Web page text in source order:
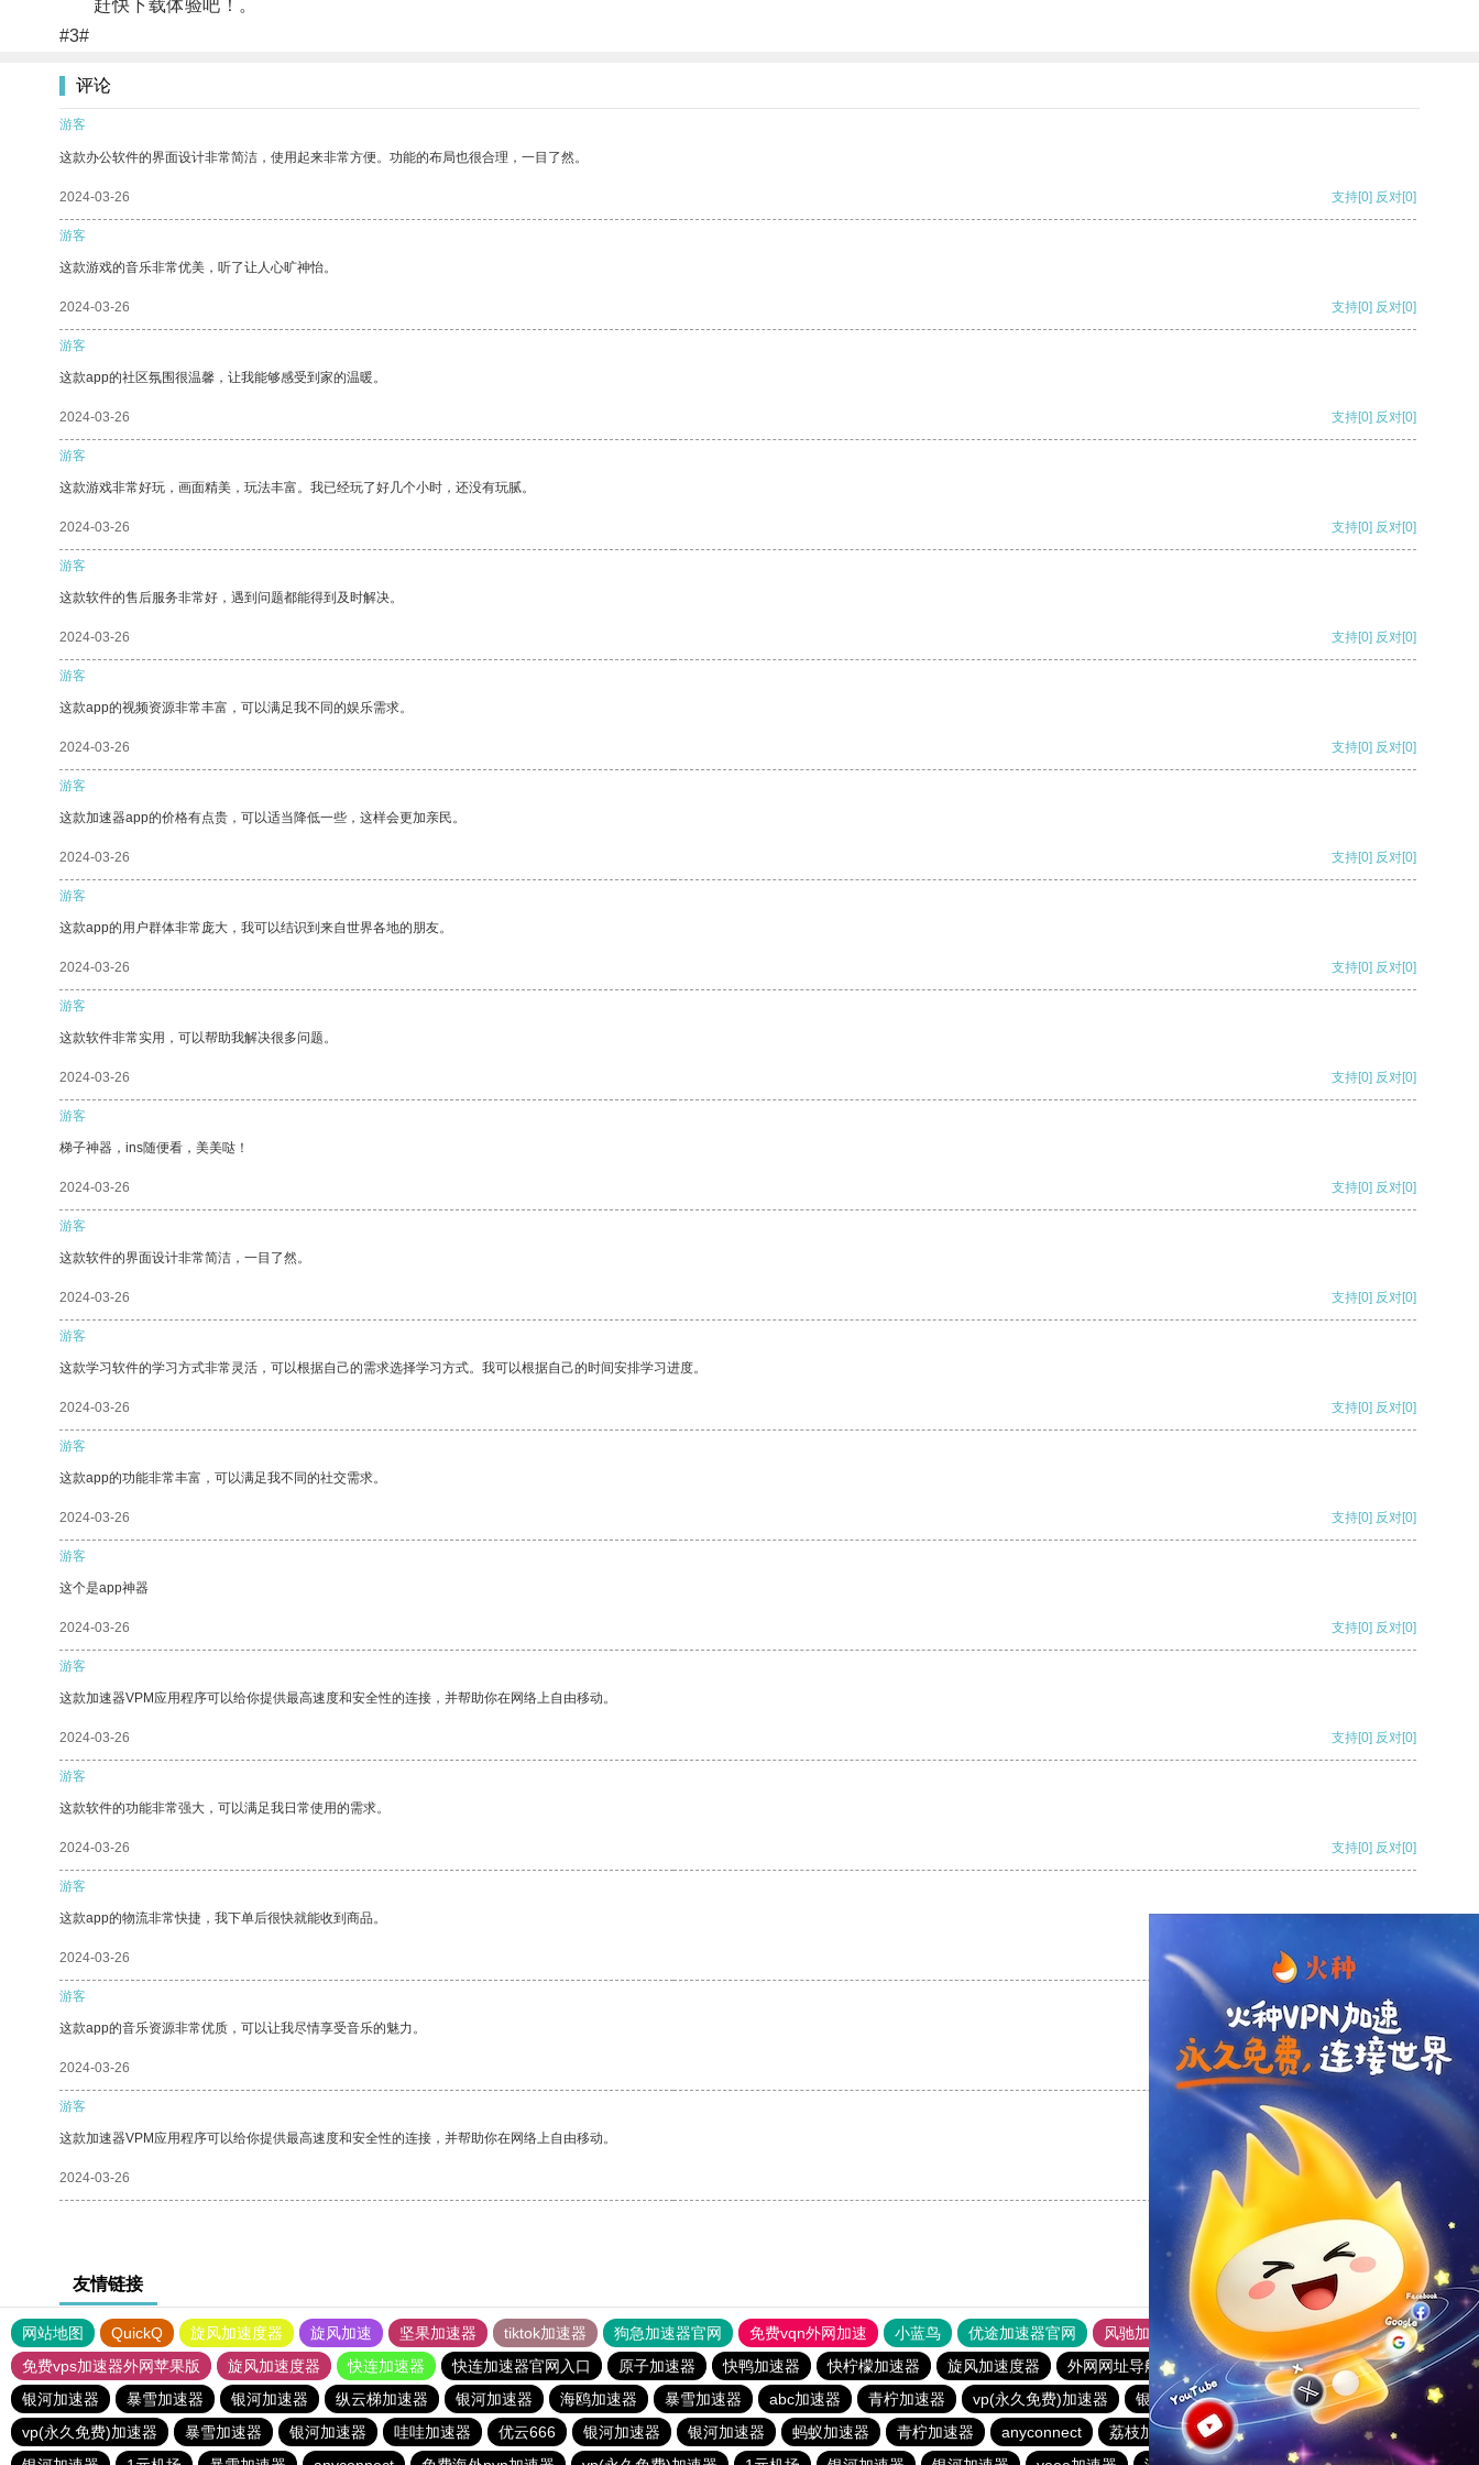
赶快下载体验吧！。
#3#
评论
游客
这款办公软件的界面设计非常简洁，使用起来非常方便。功能的布局也很合理，一目了然。
2024-03-26 支持[0] 反对[0]
游客
这款游戏的音乐非常优美，听了让人心旷神怡。
2024-03-26 支持[0] 反对[0]
游客
这款app的社区氛围很温馨，让我能够感受到家的温暖。
2024-03-26 支持[0] 反对[0]
游客
这款游戏非常好玩，画面精美，玩法丰富。我已经玩了好几个小时，还没有玩腻。
2024-03-26 支持[0] 反对[0]
游客
这款软件的售后服务非常好，遇到问题都能得到及时解决。
2024-03-26 支持[0] 反对[0]
游客
这款app的视频资源非常丰富，可以满足我不同的娱乐需求。
2024-03-26 支持[0] 反对[0]
游客
这款加速器app的价格有点贵，可以适当降低一些，这样会更加亲民。
2024-03-26 支持[0] 反对[0]
游客
这款app的用户群体非常庞大，我可以结识到来自世界各地的朋友。
2024-03-26 支持[0] 反对[0]
游客
这款软件非常实用，可以帮助我解决很多问题。
2024-03-26 支持[0] 反对[0]
游客
梯子神器，ins随便看，美美哒！
2024-03-26 支持[0] 反对[0]
游客
这款软件的界面设计非常简洁，一目了然。
2024-03-26 支持[0] 反对[0]
游客
这款学习软件的学习方式非常灵活，可以根据自己的需求选择学习方式。我可以根据自己的时间安排学习进度。
2024-03-26 支持[0] 反对[0]
游客
这款app的功能非常丰富，可以满足我不同的社交需求。
2024-03-26 支持[0] 反对[0]
游客
这个是app神器
2024-03-26 支持[0] 反对[0]
游客
这款加速器VPM应用程序可以给你提供最高速度和安全性的连接，并帮助你在网络上自由移动。
2024-03-26 支持[0] 反对[0]
游客
这款软件的功能非常强大，可以满足我日常使用的需求。
2024-03-26 支持[0] 反对[0]
游客
这款app的物流非常快捷，我下单后很快就能收到商品。
2024-03-26 支持
游客
这款app的音乐资源非常优质，可以让我尽情享受音乐的魅力。
2024-03-26 支持[0] 反对[0]
游客
这款加速器VPM应用程序可以给你提供最高速度和安全性的连接，并帮助你在网络上自由移动。
2024-03-26 支持[0] 反对[0]
友情链接
网站地图 QuickQ 旋风加速度器 旋风加速 坚果加速器 tiktok加速器 狗急加速器官网 免费vqn外网加速 小蓝鸟 优途加速器官网 风驰加速器
旋风加速器
免费vps加速器外网苹果版
旋风加速度器 快连加速器 快连加速器官网入口 原子加速器 快鸭加速器 快柠檬加速器 旋风加速度器 外网网址导航 软件中心
anyconnect
银河加速器
暴雪加速器 银河加速器 纵云梯加速器 银河加速器 海鸥加速器 暴雪加速器 abc加速器 青柠加速器 vp(永久免费)加速器 银河加速器
白鲸加速器
vp(永久免费)加速器
暴雪加速器 银河加速器 哇哇加速器 优云666 银河加速器 银河加速器 蚂蚁加速器 青柠加速器 anyconnect 荔枝加速器 银河加速器
原子加速器